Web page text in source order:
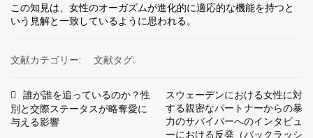
この知見は、女性のオーガズムが進化的に適応的な機能を持つと
いう見解と一致しているように思われる。
文献カテゴリー: 文献タグ:
投
稿
誰が誰を追っているのか？性
別と交際ステータスが略奪愛に
与える影響
スウェーデンにおける女性に対
する親密なパートナーからの暴
力のサバイバーへのインタビュ
ーにおける反発（バックラッシ